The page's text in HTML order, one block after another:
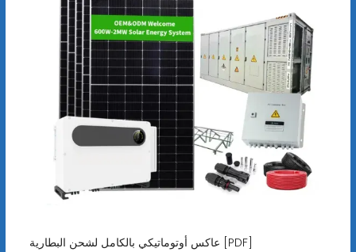
عاكس أوتوماتيكي بالكامل لشحن البطارية [PDF]